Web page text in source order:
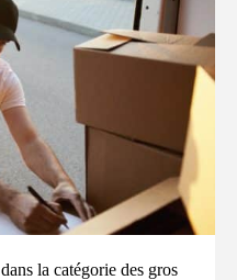
la catégorie des gros